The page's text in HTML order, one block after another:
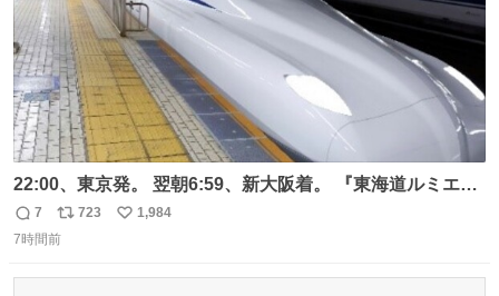
22:00、東京発。 翌朝6:59、新大阪着。 『東海道ルミエー
ルエクスプレス』が今夜、初運行！ 岐阜羽島駅で夜を越す
東海道新幹線。寝台列車じゃないのに、朝まで新幹線とい
返
信
7
リ
ポ
723
い
1,984
7時間前